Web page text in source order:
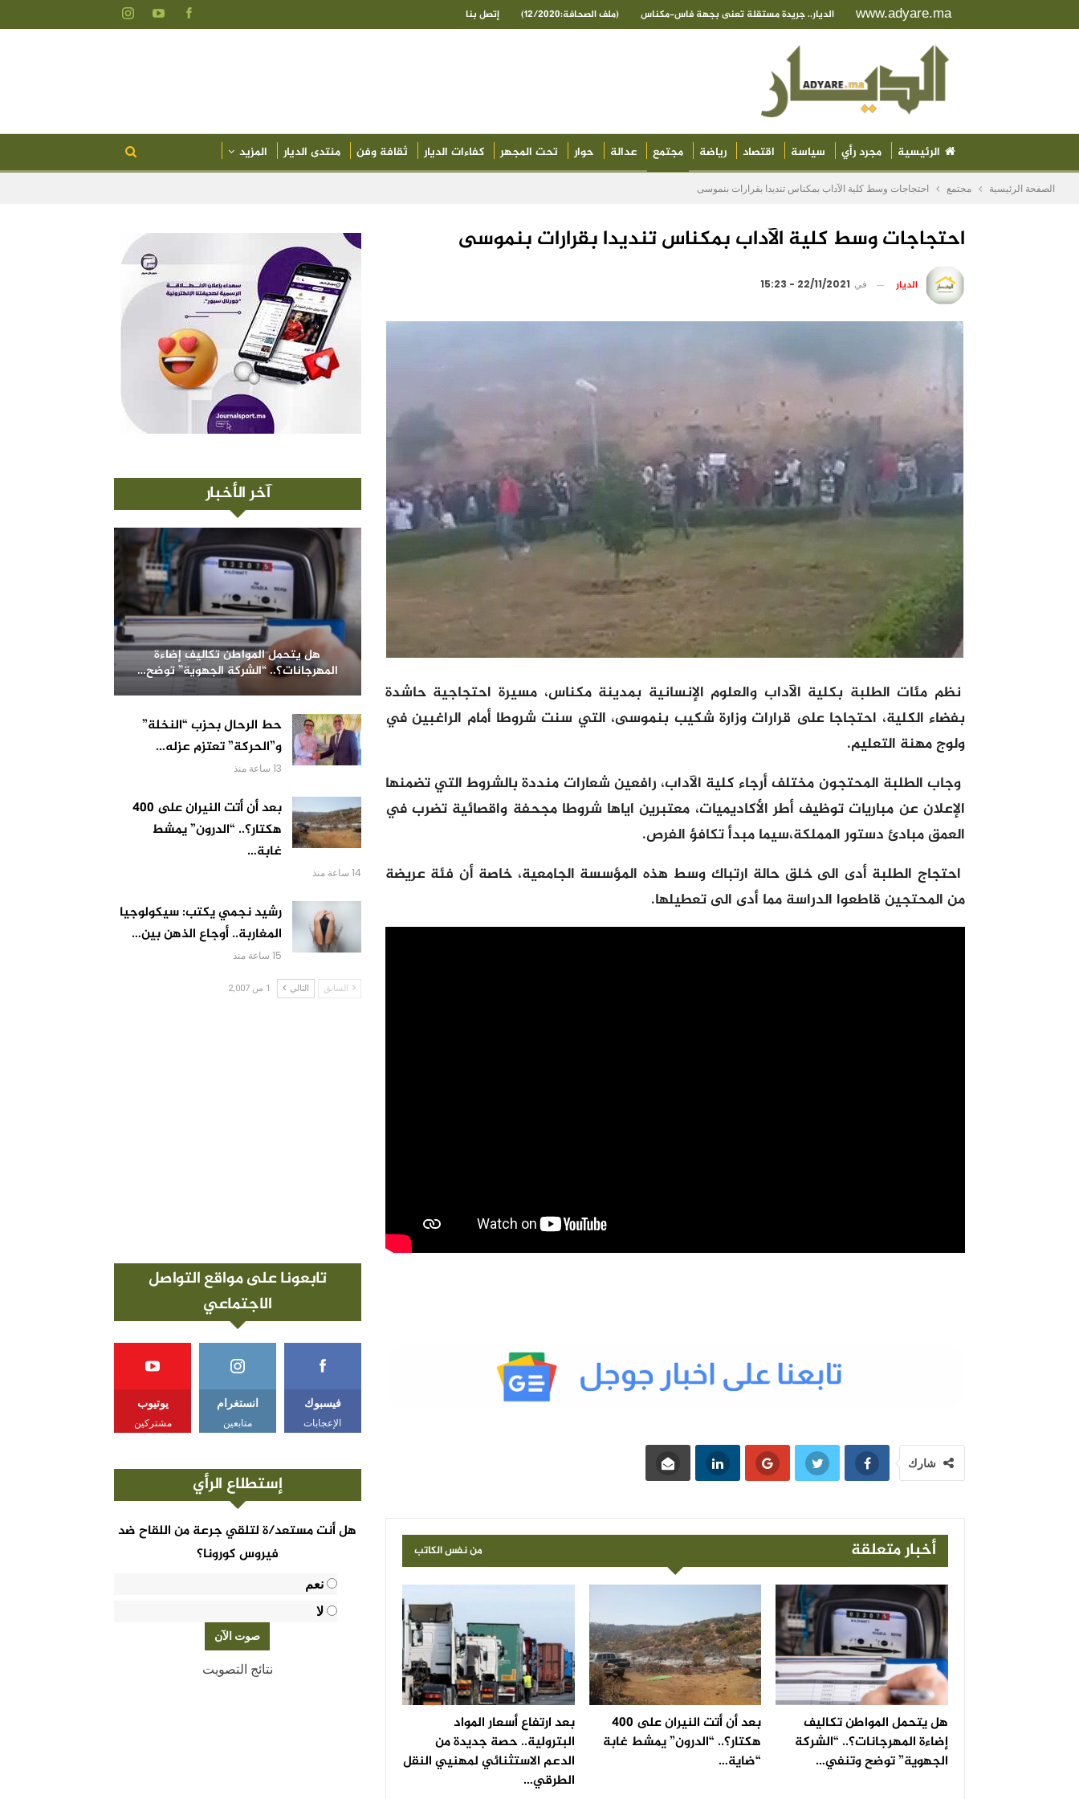
www.adyare.ma الديار.. جريدة مستقلة تعنى بجهة فاس-مكناس (ملف الصحافة:12/2020) إتصل بنا
الرئيسية مجرد رأي سياسة اقتصاد رياضة مجتمع عدالة حوار تحت المجهر كفاءات الديار ثقافة وفن منتدى الديار المزيد
الصفحة الرئيسية مجتمع احتجاجات وسط كلية الآداب بمكناس تنديدا بقرارات بنموسى
احتجاجات وسط كلية الآداب بمكناس تنديدا بقرارات بنموسى
الديار في 22/11/2021 - 15:23
نظم مئات الطلبة بكلية الآداب والعلوم الإنسانية بمدينة مكناس، مسيرة احتجاجية حاشدة
بفضاء الكلية، احتجاجا على قرارات وزارة شكيب بنموسى، التي سنت شروطا أمام الراغبين في
ولوج مهنة التعليم.
وجاب الطلبة المحتجون مختلف أرجاء كلية الآداب، رافعين شعارات منددة بالشروط التي تضمنها
الإعلان عن مباريات توظيف أطر الأكاديميات، معتبرين اياها شروطا مجحفة واقصائية تضرب في
العمق مبادئ دستور المملكة،سيما مبدأ تكافؤ الفرص.
احتجاج الطلبة أدى الى خلق حالة ارتباك وسط هذه المؤسسة الجامعية، خاصة أن فئة عريضة
من المحتجين قاطعوا الدراسة مما أدى الى تعطيلها.
شارك
أخبار متعلقة من نفس الكاتب
هل يتحمل المواطن تكاليف
إضاءة المهرجانات؟.. “الشركة
الجهوية” توضح وتنفي…
بعد أن أتت النيران على 400
هكتار؟.. “الدرون” يمشط غابة
“ضاية…
بعد ارتفاع أسعار المواد
البترولية.. حصة جديدة من
الدعم الاستثنائي لمهنيي النقل
الطرقي…
آخر الأخبار
هل يتحمل المواطن تكاليف إضاءة
المهرجانات؟.. “الشركة الجهوية” توضح…
حط الرحال بحزب “النخلة”
و”الحركة” تعتزم عزله…
13 ساعة منذ
بعد أن أتت النيران على 400
هكتار؟.. “الدرون” يمشط
غابة…
14 ساعة منذ
رشيد نجمي يكتب: سيكولوجيا
المغاربة.. أوجاع الذهن بين…
15 ساعة منذ
السابق التالي 1 من 2,007
تابعونا على مواقع التواصل
الاجتماعي
فيسبوك
الإعجابات
انستغرام
متابعين
يوتيوب
مشتركين
إستطلاع الرأي
هل أنت مستعد/ة لتلقي جرعة من اللقاح ضد
فيروس كورونا؟
نعم
لا
نتائج التصويت